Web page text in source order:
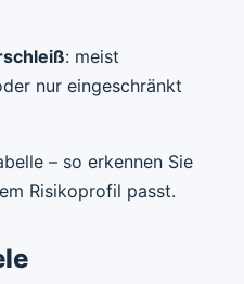
: meist
nur eingeschränkt
– so erkennen Sie
Risikoprofil passt.